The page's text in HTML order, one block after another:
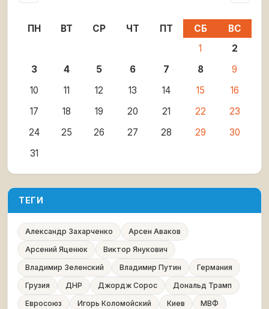
ПН ВТ СР ЧТ ПТ СБ
ВС
1
2
3
4 5 6 7 8
9
10
11 12 13 14 15
16
17
18 19 20 21 22
23
24
25 26 27 28 29
30
31
ТЕГИ
Александр Захарченко
Арсен Аваков
Арсений Яценюк
Виктор Янукович
Владимир Зеленский
Владимир Путин
Германия
Грузия
ДНР Джордж Сорос
Дональд Трамп
Евросоюз
Игорь Коломойский Киев
МВФ